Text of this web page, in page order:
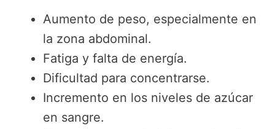
Aumento de peso, especialmente en
la zona abdominal.
Fatiga y falta de energía.
Dificultad para concentrarse.
Incremento en los niveles de azúcar
en sangre.